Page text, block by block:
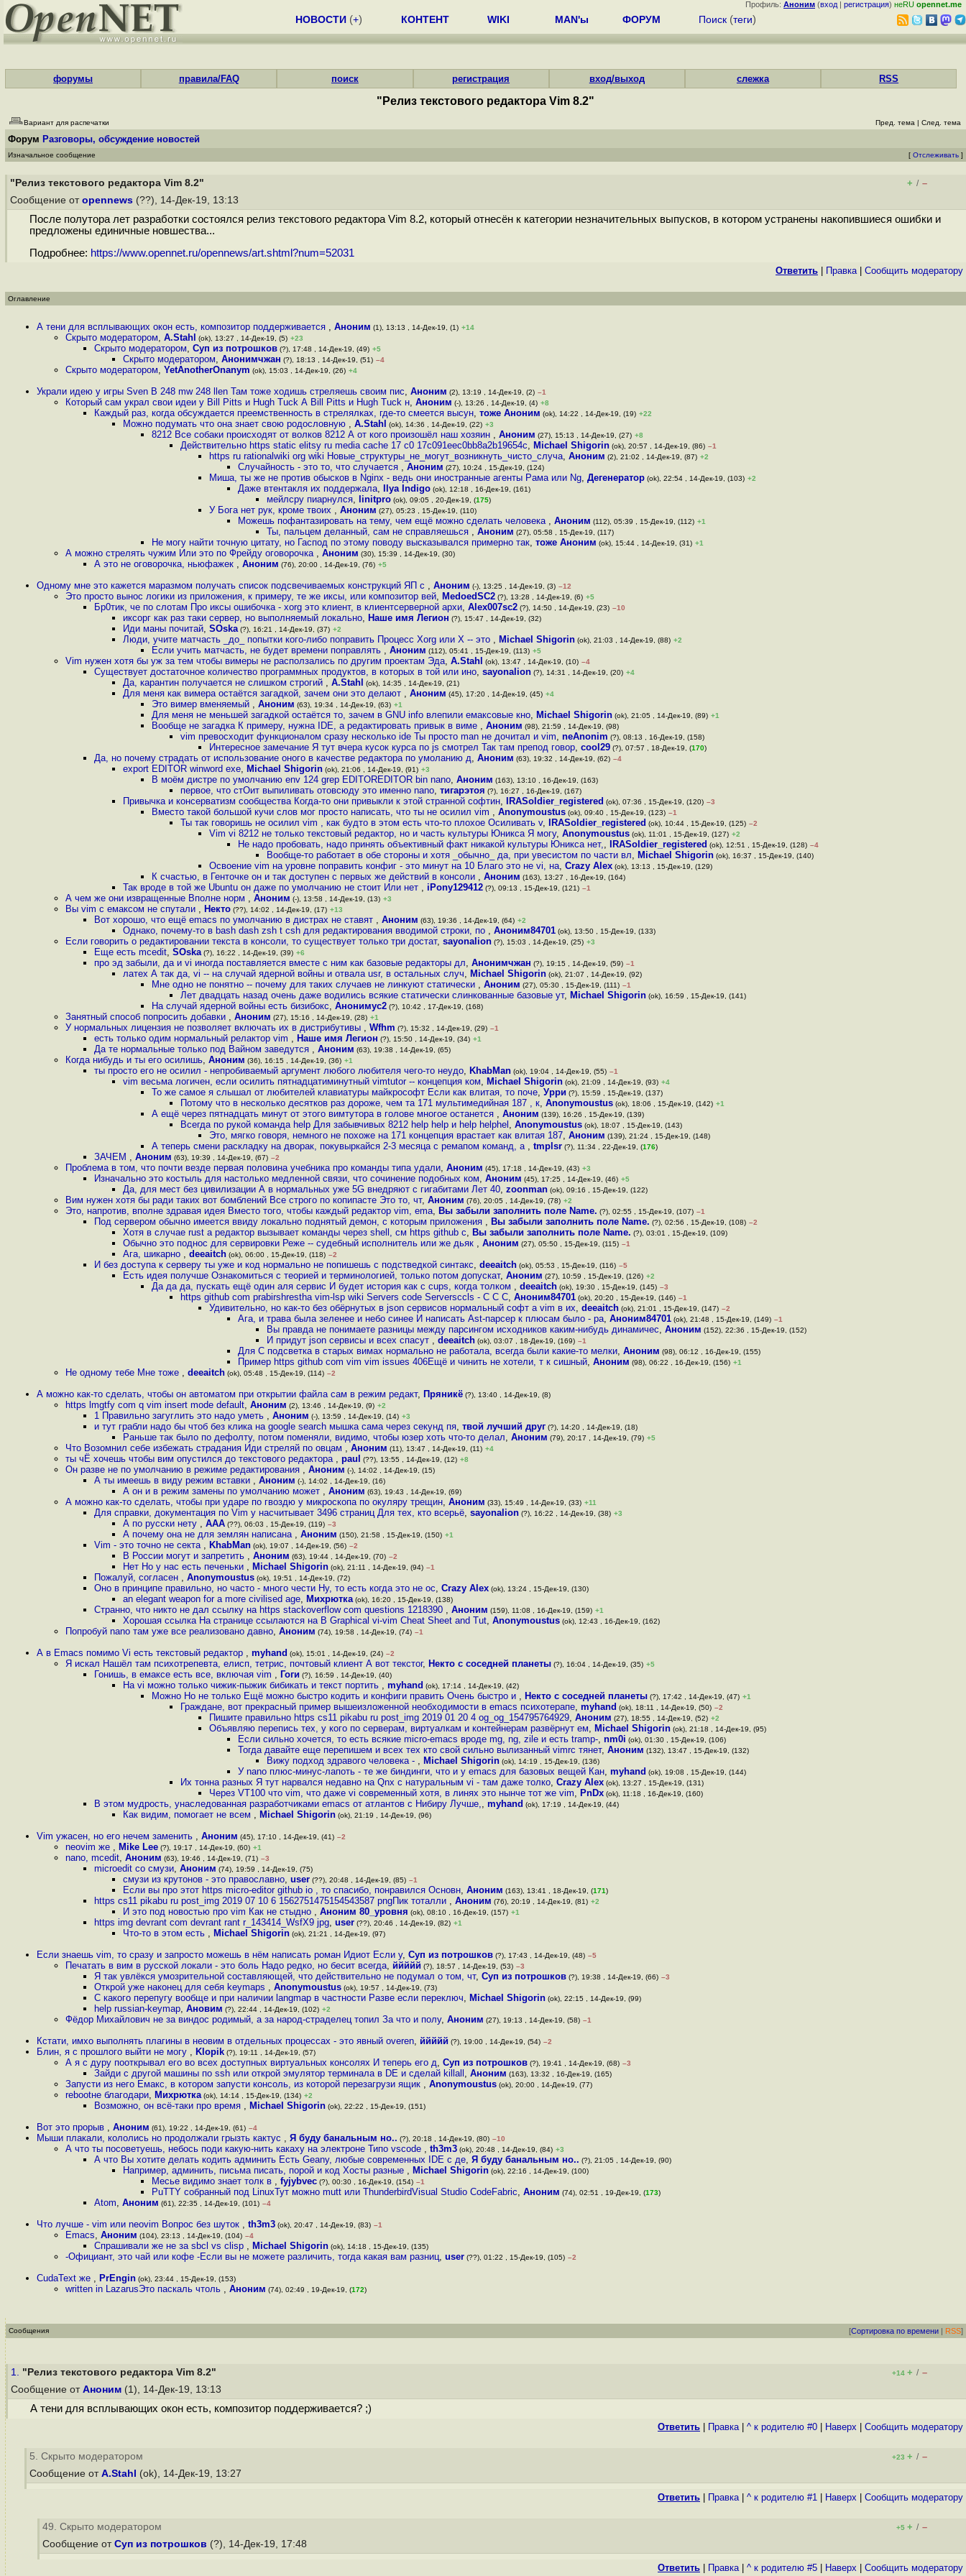
Профиль: Аноним (вход | регистрация) неRU opennet.me
НОВОСТИ (+) КОНТЕНТ WIKI MAN'ы ФОРУМ Поиск (теги)
форумы правила/FAQ поиск регистрация вход/выход слежка RSS
"Релиз текстового редактора Vim 8.2"
Вариант для распечатки Пред. тема | След. тема
Форум Разговоры, обсуждение новостей
Изначальное сообщение [ Отслеживать ]
"Релиз текстового редактора Vim 8.2" + / –
Сообщение от opennews (??), 14-Дек-19, 13:13
После полутора лет разработки состоялся релиз текстового редактора Vim 8.2, который отнесён к категории незначительных выпусков, в котором устранены накопившиеся ошибки и
предложены единичные новшества...
Подробнее: https://www.opennet.ru/opennews/art.shtml?num=52031
Ответить Правка| Cообщить модератору
Оглавление
А тени для всплывающих окон есть, композитор поддерживается , Аноним (1), 13:13 , 14-Дек-19, (1) +14
Скрыто модератором, A.Stahl (ok), 13:27 , 14-Дек-19, (5) +23
Скрыто модератором, Суп из потрошков (?), 17:48 , 14-Дек-19, (49) +5
Скрыто модератором, Анонимчжан (?), 18:13 , 14-Дек-19, (51) –4
Скрыто модератором, YetAnotherOnanym (ok), 15:03 , 14-Дек-19, (26) +4
Украли идею у игры Sven B 248 mw 248 llen Там тоже ходишь стреляешь своим пис, Аноним (2), 13:19 , 14-Дек-19, (2) –1
Который сам украл свои идеи у Bill Pitts и Hugh Tuck А Bill Pitts и Hugh Tuck н, Аноним (-), 13:26 , 14-Дек-19, (4) +8
Каждый раз, когда обсуждается преемственность в стрелялках, где-то смеется высун, тоже Аноним (ok), 14:22 , 14-Дек-19, (19) +22
Можно подумать что она знает свою родословную , A.Stahl (ok), 14:36 , 14-Дек-19, (22) +3
8212 Все собаки происходят от волков 8212 А от кого произошёл наш хозяин , Аноним (27), 15:13 , 14-Дек-19, (27) +8
Действительно https static elitsy ru media cache 17 c0 17c091eec0bb8a2b19654c, Michael Shigorin (ok), 20:57 , 14-Дек-19, (86) –1
https ru rationalwiki org wiki Новые_структуры_не_могут_возникнуть_чисто_случа, Аноним (2), 21:02 , 14-Дек-19, (87) +2
Случайность - это то, что случается , Аноним (27), 10:24 , 15-Дек-19, (124)
Миша, ты же не против обысков в Nginx - ведь они иностранные агенты Рама или Ng, Дегенератор (ok), 22:54 , 14-Дек-19, (103) +2
Даже втентакля их поддержала, Ilya Indigo (ok), 12:18 , 16-Дек-19, (161)
мейлсру пиарнулся, linitpro (ok), 09:05 , 20-Дек-19, (175)
У Бога нет рук, кроме твоих , Аноним (27), 05:23 , 15-Дек-19, (110)
Можешь пофантазировать на тему, чем ещё можно сделать человека , Аноним (112), 05:39 , 15-Дек-19, (112) +1
Ты, пальцем деланный, сам не справляешься , Аноним (27), 05:58 , 15-Дек-19, (117)
Не могу найти точную цитату, но Гаспод по этому поводу высказывался примерно так, тоже Аноним (ok), 15:44 , 14-Дек-19, (31) +1
А можно стрелять чужим Или это по Фрейду оговорочка , Аноним (30), 15:39 , 14-Дек-19, (30)
А это не оговорочка, ньюфажек , Аноним (76), 20:00 , 14-Дек-19, (76) +5
Одному мне это кажется маразмом получать список подсвечиваемых конструкций ЯП с , Аноним (-), 13:25 , 14-Дек-19, (3) –12
Это просто вынос логики из приложения, к примеру, те же иксы, или композитор вей, MedoedSC2 (?), 13:28 , 14-Дек-19, (6) +5
Бр0тик, че по слотам Про иксы ошибочка - xorg это клиент, в клиентсерверной архи, Alex007sc2 (?), 14:50 , 14-Дек-19, (23) –10
иксорг как раз таки сервер, но выполняемый локально, Наше имя Легион (?), 15:47 , 14-Дек-19, (32)
Иди маны почитай, SOska (?), 16:21 , 14-Дек-19, (37) +2
Люди, учите матчасть _до_ попытки кого-либо поправить Процесс Xorg или X -- это , Michael Shigorin (ok), 21:03 , 14-Дек-19, (88) +2
Если учить матчасть, не будет времени поправлять , Аноним (112), 05:41 , 15-Дек-19, (113) +5
Vim нужен хотя бы уж за тем чтобы вимеры не расползались по другим проектам Эда, A.Stahl (ok), 13:47 , 14-Дек-19, (10) –4
Существует достаточное количество программных продуктов, в которых в той или ино, sayonalion (?), 14:31 , 14-Дек-19, (20) +4
Да, карантин получается не слишком строгий , A.Stahl (ok), 14:35 , 14-Дек-19, (21)
Для меня как вимера остаётся загадкой, зачем они это делают , Аноним (45), 17:20 , 14-Дек-19, (45) +4
Это вимер вменяемый , Аноним (63), 19:34 , 14-Дек-19, (63) +1
Для меня не меньшей загадкой остаётся то, зачем в GNU info влепили емаксовые кно, Michael Shigorin (ok), 21:05 , 14-Дек-19, (89) +1
Вообще не загадка К примеру, нужна IDE, а редактировать привык в виме , Аноним (98), 21:59 , 14-Дек-19, (98)
vim превосходит функционалом сразу несколько ide Ты просто man не дочитал и vim, neAnonim (?), 08:13 , 16-Дек-19, (158)
Интересное замечание Я тут вчера кусок курса по js смотрел Так там препод говор, cool29 (?), 07:57 , 18-Дек-19, (170)
Да, но почему страдать от использование оного в качестве редактора по умоланию д, Аноним (63), 19:32 , 14-Дек-19, (62) –4
export EDITOR winword exe, Michael Shigorin (ok), 21:06 , 14-Дек-19, (91) +3
В моём дистре по умолчанию env 124 grep EDITOREDITOR bin nano, Аноним (163), 13:10 , 16-Дек-19, (163)
первое, что стОит выпиливать отовсюду это именно nano, тигарэтоя (?), 16:27 , 16-Дек-19, (167)
Привычка и консерватизм сообщества Когда-то они привыкли к этой странной софтин, IRASoldier_registered (ok), 07:36 , 15-Дек-19, (120) –3
Вместо такой большой кучи слов мог просто написать, что ты не осилил vim , Anonymoustus (ok), 09:40 , 15-Дек-19, (123) –1
Ты так говоришь не осилил vim , как будто в этом есть что-то плохое Осиливать v, IRASoldier_registered (ok), 10:44 , 15-Дек-19, (125) –2
Vim vi 8212 не только текстовый редактор, но и часть культуры Юникса Я могу, Anonymoustus (ok), 11:01 , 15-Дек-19, (127) +2
Не надо пробовать, надо принять объективный факт никакой культуры Юникса нет,, IRASoldier_registered (ok), 12:51 , 15-Дек-19, (128) –4
Вообще-то работает в обе стороны и хотя _обычно_ да, при увесистом по части вл, Michael Shigorin (ok), 16:37 , 15-Дек-19, (140)
Освоение vim на уровне поправить конфиг - это минут на 10 Благо это не vi, на, Crazy Alex (ok), 13:13 , 15-Дек-19, (129)
К счастью, в Генточке он и так доступен с первых же действий в консоли , Аноним (163), 13:27 , 16-Дек-19, (164)
Так вроде в той же Ubuntu он даже по умолчанию не стоит Или нет , iPony129412 (?), 09:13 , 15-Дек-19, (121) –1
А чем же они извращенные Вполне норм , Аноним (-), 13:58 , 14-Дек-19, (13) +3
Вы vim c емаксом не спутали , Некто (??), 14:02 , 14-Дек-19, (17) +13
Вот хорошо, что ещё emacs по умолчанию в дистрах не ставят , Аноним (63), 19:36 , 14-Дек-19, (64) +2
Однако, почему-то в bash dash zsh t csh для редактирования вводимой строки, по , Аноним84701 (ok), 13:50 , 15-Дек-19, (133)
Если говорить о редактировании текста в консоли, то существует только три достат, sayonalion (?), 15:03 , 14-Дек-19, (25) +3
Еще есть mcedit, SOska (?), 16:22 , 14-Дек-19, (39) +6
про эд забыли, да и vi иногда поставляется вместе с ним как базовые редакторы дл, Анонимчжан (?), 19:15 , 14-Дек-19, (59) –1
латех А так да, vi -- на случай ядерной войны и отвала usr, в остальных случ, Michael Shigorin (ok), 21:07 , 14-Дек-19, (92)
Мне одно не понятно -- почему для таких случаев не линкуют статически , Аноним (27), 05:30 , 15-Дек-19, (111) –1
Лет двадцать назад очень даже водились всякие статически слинкованные базовые ут, Michael Shigorin (ok), 16:59 , 15-Дек-19, (141)
На случай ядерной войны есть бизибокс, Анонимус2 (?), 10:42 , 17-Дек-19, (168)
Занятный способ попросить добавки , Аноним (27), 15:16 , 14-Дек-19, (28) +1
У нормальных лицензия не позволяет включать их в дистрибутивы , Wfhm (?), 15:32 , 14-Дек-19, (29) –1
есть только одим нормальный релактор vim , Наше имя Легион (?), 15:50 , 14-Дек-19, (34) +1
Да те нормальные только под Вайном заведутся , Аноним (63), 19:38 , 14-Дек-19, (65)
Когда нибудь и ты его осилишь, Аноним (36), 16:15 , 14-Дек-19, (36) +1
ты просто его не осилил - непробиваемый аргумент любого любителя чего-то неудо, KhabMan (ok), 19:04 , 14-Дек-19, (55) –1
vim весьма логичен, если осилить пятнадцатиминутный vimtutor -- концепция ком, Michael Shigorin (ok), 21:09 , 14-Дек-19, (93) +4
То же самое я слышал от любителей клавиатуры майкрософт Если как влитая, то поче, Урри (?), 15:59 , 15-Дек-19, (137)
Потому что в несколько десятков раз дороже, чем та 171 мультимедийная 187 , к, Anonymoustus (ok), 18:06 , 15-Дек-19, (142) +1
А ещё через пятнадцать минут от этого вимтутора в голове многое останется , Аноним (139), 16:26 , 15-Дек-19, (139)
Всегда по рукой команда help Для забывчивых 8212 help help и help helphel , Anonymoustus (ok), 18:07 , 15-Дек-19, (143)
Это, мягко говоря, немного не похоже на 171 концепция врастает как влитая 187, Аноним (139), 21:24 , 15-Дек-19, (148)
А теперь смени раскладку на дворак, покувыркайся 2-3 месяца с ремапом команд, а , tmplsr (?), 11:34 , 22-Дек-19, (176)
ЗАЧЕМ , Аноним (63), 19:39 , 14-Дек-19, (67) –2
Проблема в том, что почти везде первая половина учебника про команды типа удали, Аноним (45), 17:18 , 14-Дек-19, (43) +3
Изначально это костыль для настолько медленной связи, что сочинение подобных ком, Аноним (45), 17:25 , 14-Дек-19, (46) +5
Да, для мест без цивилизации А в нормальных уже 5G внедряют с гигабитами Лет 40, zoonman (ok), 09:16 , 15-Дек-19, (122)
Вим нужен хотя бы ради таких вот бомблений Все строго по копипасте Это то, чт, Аноним (76), 20:05 , 14-Дек-19, (78) +2
Это, напротив, вполне здравая идея Вместо того, чтобы каждый редактор vim, ema, Вы забыли заполнить поле Name. (?), 02:55 , 15-Дек-19, (107) –1
Под сервером обычно имеется ввиду локально поднятый демон, с которым приложения , Вы забыли заполнить поле Name. (?), 02:56 , 15-Дек-19, (108) –2
Хотя в случае rust а редактор вызывает команды через shell, см https github c, Вы забыли заполнить поле Name. (?), 03:01 , 15-Дек-19, (109)
Обычно это поднос для сервировки Реже -- судебный исполнитель или же дьяк , Аноним (27), 05:50 , 15-Дек-19, (115) –1
Ага, шикарно , deeaitch (ok), 06:00 , 15-Дек-19, (118) –2
И без доступа к серверу ты уже и код нормально не попишешь с подстведкой синтакс, deeaitch (ok), 05:53 , 15-Дек-19, (116) –5
Есть идея получше Ознакомиться с теорией и терминологией, только потом допускат, Аноним (27), 10:59 , 15-Дек-19, (126) +2
Да да да, пускать ещё один аля сервис И будет история как с cups, когда толком , deeaitch (ok), 19:30 , 15-Дек-19, (145) –3
https github com prabirshrestha vim-lsp wiki Servers code Serversccls - C C C, Аноним84701 (ok), 20:20 , 15-Дек-19, (146) –1
Удивительно, но как-то без обёрнутых в json сервисов нормальный софт а vim в их, deeaitch (ok), 21:01 , 15-Дек-19, (147) –2
Ага, и трава была зеленее и небо синее И написать Ast-парсер к плюсам было - ра, Аноним84701 (ok), 21:48 , 15-Дек-19, (149) –1
Вы правда не понимаете разницы между парсингом исходников каким-нибудь динамичес, Аноним (152), 22:36 , 15-Дек-19, (152)
И придут json сервисы и всех спасут , deeaitch (ok), 03:07 , 18-Дек-19, (169) –1
Для С подсветка в старых вимах нормально не работала, всегда были какие-то мелки, Аноним (98), 06:12 , 16-Дек-19, (155)
Пример https github com vim vim issues 406Ещё и чинить не хотели, т к сишный, Аноним (98), 06:22 , 16-Дек-19, (156) +1
Не одному тебе Мне тоже , deeaitch (ok), 05:48 , 15-Дек-19, (114) –2
А можно как-то сделать, чтобы он автоматом при открытии файла сам в режим редакт, Пряникё (?), 13:40 , 14-Дек-19, (8)
https lmgtfy com q vim insert mode default, Аноним (2), 13:46 , 14-Дек-19, (9) +2
1 Правильно загуглить это надо уметь , Аноним (-), 13:59 , 14-Дек-19, (14) +3
и тут грабли надо бы чтоб без клика на google search мышка сама через секунд пя, твой лучший друг (?), 14:20 , 14-Дек-19, (18)
Раньше так было по дефолту, потом поменяли, видимо, чтобы юзер хоть что-то делал, Аноним (79), 20:17 , 14-Дек-19, (79) +5
Что Возомнил себе избежать страдания Иди стреляй по овцам , Аноним (11), 13:47 , 14-Дек-19, (11) +4
ты чЁ хочешь чтобы вим опустился до текстового редактора , paul (??), 13:55 , 14-Дек-19, (12) +8
Он разве не по умолчанию в режиме редактирования , Аноним (-), 14:02 , 14-Дек-19, (15)
А ты имеешь в виду режим вставки , Аноним (-), 14:02 , 14-Дек-19, (16)
А он и в режим замены по умолчанию может , Аноним (63), 19:43 , 14-Дек-19, (69)
А можно как-то сделать, чтобы при ударе по гвоздю у микроскопа по окуляру трещин, Аноним (33), 15:49 , 14-Дек-19, (33) +11
Для справки, документация по Vim у насчитывает 3496 страниц Для тех, кто всерьё, sayonalion (?), 16:22 , 14-Дек-19, (38) +3
А по русски нету , AAA (??), 06:03 , 15-Дек-19, (119) –3
А почему она не для землян написана , Аноним (150), 21:58 , 15-Дек-19, (150) +1
Vim - это точно не секта , KhabMan (ok), 19:07 , 14-Дек-19, (56) –2
В России могут и запретить , Аноним (63), 19:44 , 14-Дек-19, (70) –2
Нет Но у нас есть печеньки , Michael Shigorin (ok), 21:11 , 14-Дек-19, (94) –1
Пожалуй, согласен , Anonymoustus (ok), 19:51 , 14-Дек-19, (72)
Оно в принципе правильно, но часто - много чести Ну, то есть когда это не ос, Crazy Alex (ok), 13:24 , 15-Дек-19, (130)
an elegant weapon for a more civilised age, Михрютка (ok), 16:20 , 15-Дек-19, (138)
Странно, что никто не дал ссылку на https stackoverflow com questions 1218390 , Аноним (159), 11:08 , 16-Дек-19, (159) +1
Хорошая ссылка На странице ссылаются на B Graphical vi-vim Cheat Sheet and Tut, Anonymoustus (ok), 12:43 , 16-Дек-19, (162)
Попробуй nano там уже все реализовано давно, Аноним (74), 19:58 , 14-Дек-19, (74) –1
А в Emacs помимо Vi есть текстовый редактор , myhand (ok), 15:01 , 14-Дек-19, (24) –2
Я искал Нашёл там психотрепевта, елисп, тетрис, почтовый клиент А вот текстог, Некто с соседней планеты (?), 16:04 , 14-Дек-19, (35) +5
Гонишь, в емаксе есть все, включая vim , Гоги (?), 16:59 , 14-Дек-19, (40)
На vi можно только чижик-пыжик бибикать и текст портить , myhand (ok), 17:14 , 14-Дек-19, (42)
Можно Но не только Ещё можно быстро кодить и конфиги править Очень быстро и , Некто с соседней планеты (?), 17:42 , 14-Дек-19, (47) +1
Граждане, вот прекрасный пример вышеизложенной необходимости в emacs психотерапе, myhand (ok), 18:11 , 14-Дек-19, (50) –2
Пишите правильно https cs11 pikabu ru post_img 2019 01 20 4 og_og_154795764929, Аноним (27), 18:55 , 14-Дек-19, (52) +2
Объявляю перепись тех, у кого по серверам, виртуалкам и контейнерам развёрнут ем, Michael Shigorin (ok), 21:18 , 14-Дек-19, (95)
Если сильно хочется, то есть всякие micro-emacs вроде mg, ng, zile и есть tramp-, nm0i (ok), 01:30 , 15-Дек-19, (106)
Тогда давайте еще перепишем и всех тех кто свой сильно вылизанный vimrc тянет, Аноним (132), 13:47 , 15-Дек-19, (132)
Вижу подход здравого человека - , Michael Shigorin (ok), 14:19 , 15-Дек-19, (136)
У nano плюс-минус-лапоть - те же биндинги, что и у emacs для базовых вещей Кан, myhand (ok), 19:08 , 15-Дек-19, (144)
Их тонна разных Я тут нарвался недавно на Qnx с натуральным vi - там даже толко, Crazy Alex (ok), 13:27 , 15-Дек-19, (131)
Через VT100 что vim, что даже vi современный хотя, в линях это нынче тот же vim, PnDx (ok), 11:18 , 16-Дек-19, (160)
В этом мудрость, унаследованная разработчиками emacs от атлантов с Нибиру Лучше,, myhand (ok), 17:19 , 14-Дек-19, (44)
Как видим, помогает не всем , Michael Shigorin (ok), 21:19 , 14-Дек-19, (96)
Vim ужасен, но его нечем заменить , Аноним (45), 17:10 , 14-Дек-19, (41) –2
neovim же , Mike Lee (?), 19:17 , 14-Дек-19, (60) +1
nano, mcedit, Аноним (63), 19:46 , 14-Дек-19, (71) –3
microedit со смузи, Аноним (74), 19:59 , 14-Дек-19, (75)
смузи из крутонов - это православно, user (??), 20:48 , 14-Дек-19, (85) –1
Если вы про этот https micro-editor github io , то спасибо, понравился Основн, Аноним (163), 13:41 , 18-Дек-19, (171)
https cs11 pikabu ru post_img 2019 07 10 6 1562751475154543587 pngПик тоталли , Аноним (76), 20:19 , 14-Дек-19, (81) +2
И это под новостью про vim Как не стыдно , Аноним 80_уровня (ok), 08:10 , 16-Дек-19, (157) +1
https img devrant com devrant rant r_143414_WsfX9 jpg, user (??), 20:46 , 14-Дек-19, (82) +1
Что-то в этом есть , Michael Shigorin (ok), 21:21 , 14-Дек-19, (97)
Если знаешь vim, то сразу и запросто можешь в нём написать роман Идиот Если у, Суп из потрошков (?), 17:43 , 14-Дек-19, (48) –5
Печатать в вим в русской локали - это боль Надо редко, но бесит всегда, ййййй (?), 18:57 , 14-Дек-19, (53) –3
Я так увлёкся умозрительной составляющей, что действительно не подумал о том, чт, Суп из потрошков (?), 19:38 , 14-Дек-19, (66) –3
Открой уже наконец для себя keymaps , Anonymoustus (ok), 19:57 , 14-Дек-19, (73)
С какого перепугу вообще и при наличии langmap в частности Разве если переключ, Michael Shigorin (ok), 22:15 , 14-Дек-19, (99)
help russian-keymap, Ановим (?), 22:44 , 14-Дек-19, (102) +2
Фёдор Михайлович не за виндос родимый, а за народ-страделец топил За что и полу, Аноним (27), 19:13 , 14-Дек-19, (58) –1
Кстати, имхо выполнять плагины в неовим в отдельных процессах - это явный overen, ййййй (?), 19:00 , 14-Дек-19, (54) –2
Блин, я с прошлого выйти не могу , Klopik (?), 19:11 , 14-Дек-19, (57)
А я с дуру пооткрывал его во всех доступных виртуальных консолях И теперь его д, Суп из потрошков (?), 19:41 , 14-Дек-19, (68) –3
Зайди с другой машины по ssh или открой эмулятор терминала в DE и сделай killall , Аноним (163), 13:32 , 16-Дек-19, (165)
Запусти из него Емакс, в котором запусти консоль, из которой перезагрузи ящик , Anonymoustus (ok), 20:00 , 14-Дек-19, (77)
rebootне благодари, Михрютка (ok), 14:14 , 15-Дек-19, (134) +2
Возможно, он всё-таки про время , Michael Shigorin (ok), 22:22 , 15-Дек-19, (151)
Вот это прорыв , Аноним (61), 19:22 , 14-Дек-19, (61) –4
Мыши плакали, кололись но продолжали грызть кактус , Я буду банальным но.. (?), 20:18 , 14-Дек-19, (80) –10
А что ты посоветуешь, небось поди какую-нить какаху на электроне Типо vscode , th3m3 (ok), 20:48 , 14-Дек-19, (84) +3
А что Вы хотите делать кодить админить Есть Geany, любые современных IDE с де, Я буду банальным но.. (?), 21:05 , 14-Дек-19, (90)
Например, админить, письма писать, порой и код Хосты разные , Michael Shigorin (ok), 22:16 , 14-Дек-19, (100)
Месье видимо знает толк в , fyjybvec (?), 00:30 , 16-Дек-19, (154) –1
PuTTY собранный под LinuxТут можно mutt или ThunderbirdVisual Studio CodeFabric, Аноним (74), 02:51 , 19-Дек-19, (173)
Atom, Аноним (61), 22:35 , 14-Дек-19, (101) –4
Что лучше - vim или neovim Вопрос без шуток , th3m3 (ok), 20:47 , 14-Дек-19, (83) –1
Emacs, Аноним (104), 23:13 , 14-Дек-19, (104) –4
Спрашивали же не за sbcl vs clisp , Michael Shigorin (ok), 14:18 , 15-Дек-19, (135)
-Официант, это чай или кофе -Если вы не можете различить, тогда какая вам разниц, user (??), 01:22 , 15-Дек-19, (105) –2
CudaText же , PrEngin (ok), 23:44 , 15-Дек-19, (153)
written in LazarusЭто паскаль чтоль , Аноним (74), 02:49 , 19-Дек-19, (172)
Сообщения [Сортировка по времени | RSS]
1. "Релиз текстового редактора Vim 8.2" +14 + / –
Сообщение от Аноним (1), 14-Дек-19, 13:13
А тени для всплывающих окон есть, композитор поддерживается? ;)
Ответить Правка| ^ к родителю #0 Наверх Cообщить модератору
5. Скрыто модератором +23 + / –
Сообщение от A.Stahl (ok), 14-Дек-19, 13:27
Ответить Правка| ^ к родителю #1 Наверх Cообщить модератору
49. Скрыто модератором +5 + / –
Сообщение от Суп из потрошков (?), 14-Дек-19, 17:48
Ответить Правка| ^ к родителю #5 Наверх Cообщить модератору